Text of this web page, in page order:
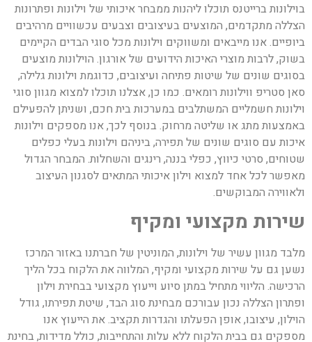
בוילונות ברייטנס תוכלו ליהנות ממבחר איכותי של וילונות ופתרונות
הצללה מתקדמים, המוצעים בעיצובים וצבעים עכשוויים מרהיבים
ביופיים. אנו מייבאים ומשווקים וילונות מכל סוגי הבדים הקיימים
בשוק, לרבות מוצרי האיכות הידועים של אורגון. הוילונות מוצעים
בסוגים שונים של שיטות פתיחה ועיצובים, כדוגמת וילונות גלילה,
סאן סטריפ ווילונות רומאים. כמו כן, אצלנו תוכלו למצוא מגוון סוגי
וילונות חשמליים המשתלבים במערכות בית חכם, ושניתן להפעילם
באמצעות מתג או שליטה מרחוק. בנוסף לכך, אנו מספקים וילונות
איכות עם סוגים שונים של תפירה, ביניהם וילונות בעלי כפלים
שטוחים, סרטי כיווץ, כפלי בננה, רינגים והשחלות. המבחר הגדול
מאפשר לכל אחד למצוא וילון איכותי המתאים לסגנון העיצוב
ולאווירה המבוקשים.
שירות מקצועי ומקיף
מלבד מגוון עשיר של וילונות, המוניטין של חברתנו באזור המרכז
נשען גם על שירות מקצועי ומקיף, המלווה את הלקוח בכל הליך
הרכישה. הליווי מתחיל במתן סיוע וייעוץ מקצועי בבחירת וילון
ופתרון הצללה נכון עבורכם מבחינת סוג הבד, שיטת תפירתו, גודל
הוילון, עיצובו, אופן הפעלתו והגדרות תקציב. את הייעוץ אנו
מספקים גם בבית הלקוח ללא עלות והתחייבות, כולל מדידות, בחינת